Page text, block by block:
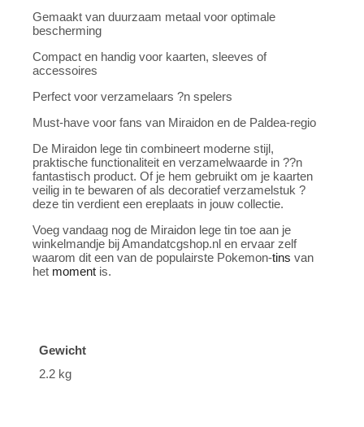
Gemaakt van duurzaam metaal voor optimale
bescherming
Compact en handig voor kaarten, sleeves of
accessoires
Perfect voor verzamelaars ?n spelers
Must-have voor fans van Miraidon en de Paldea-regio
De Miraidon lege tin combineert moderne stijl,
praktische functionaliteit en verzamelwaarde in ??n
fantastisch product. Of je hem gebruikt om je kaarten
veilig in te bewaren of als decoratief verzamelstuk ?
deze tin verdient een ereplaats in jouw collectie.
Voeg vandaag nog de Miraidon lege tin toe aan je
winkelmandje bij Amandatcgshop.nl en ervaar zelf
waarom dit een van de populairste Pokemon-tins van
het moment is.
Gewicht
2.2 kg